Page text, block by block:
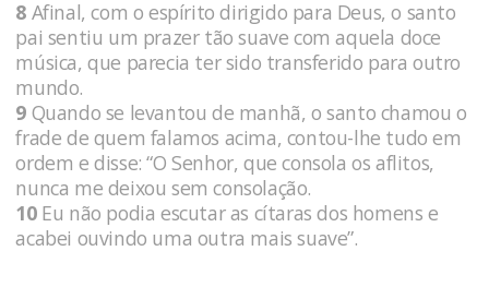
8 Afinal, com o espírito dirigido para Deus, o santo
pai sentiu um prazer tão suave com aquela doce
música, que parecia ter sido transferido para outro
mundo.
9 Quando se levantou de manhã, o santo chamou o
frade de quem falamos acima, contou-lhe tudo em
ordem e disse: “O Senhor, que consola os aflitos,
nunca me deixou sem consolação.
10Eu não podia escutar as cítaras dos homens e
acabei ouvindo uma outra mais suave”.